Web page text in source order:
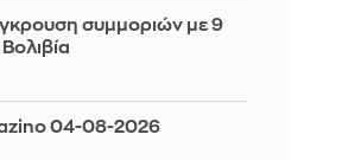
συμμοριών με 9
04-08-2026